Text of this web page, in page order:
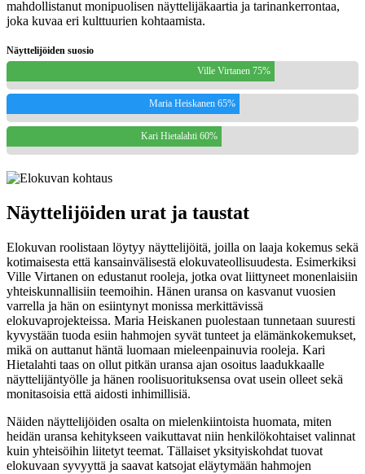
mahdollistanut monipuolisen näyttelijäkaartia ja tarinankerrontaa,
joka kuvaa eri kulttuurien kohtaamista.
Näyttelijöiden suosio
Ville Virtanen 75%
Maria Heiskanen 65%
Kari Hietalahti 60%
Näyttelijöiden urat ja taustat
Elokuvan roolistaan löytyy näyttelijöitä, joilla on laaja kokemus sekä
kotimaisesta että kansainvälisestä elokuvateollisuudesta. Esimerkiksi
Ville Virtanen on edustanut rooleja, jotka ovat liittyneet monenlaisiin
yhteiskunnallisiin teemoihin. Hänen uransa on kasvanut vuosien
varrella ja hän on esiintynyt monissa merkittävissä
elokuvaprojekteissa. Maria Heiskanen puolestaan tunnetaan suuresti
kyvystään tuoda esiin hahmojen syvät tunteet ja elämänkokemukset,
mikä on auttanut häntä luomaan mieleenpainuvia rooleja. Kari
Hietalahti taas on ollut pitkän uransa ajan osoitus laadukkaalle
näyttelijäntyölle ja hänen roolisuorituksensa ovat usein olleet sekä
monitasoisia että aidosti inhimillisiä.
Näiden näyttelijöiden osalta on mielenkiintoista huomata, miten
heidän uransa kehitykseen vaikuttavat niin henkilökohtaiset valinnat
kuin yhteisöihin liitetyt teemat. Tällaiset yksityiskohdat tuovat
elokuvaan syvyyttä ja saavat katsojat eläytymään hahmojen